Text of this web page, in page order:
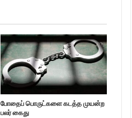
போதைப் பொருட்களை கடத்த முயன்ற
பலர் கைது